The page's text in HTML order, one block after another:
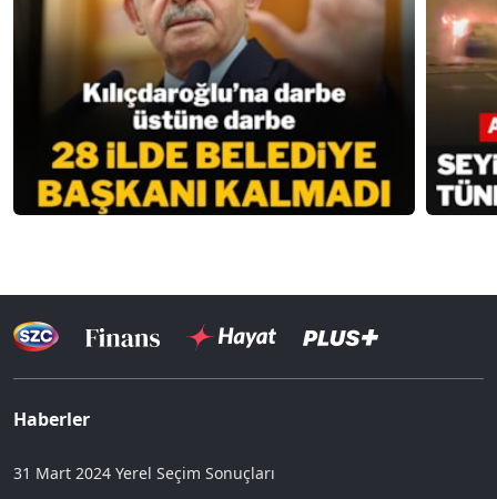
Haberler
31 Mart 2024 Yerel Seçim Sonuçları